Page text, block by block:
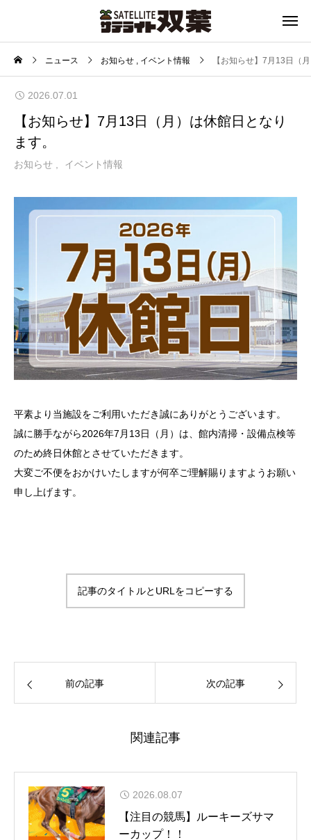
ニュース お知らせ イベント情報 【お知らせ】7月13日（
2026.07.01
【お知らせ】7月13日（月）は休館日となり
ます。
お知らせ イベント情報
平素より当施設をご利用いただき誠にありがとうございます。
誠に勝手ながら2026年7月13日（月）は、館内清掃・設備点検等
のため終日休館とさせていただきます。
大変ご不便をおかけいたしますが何卒ご理解賜りますようお願い
申し上げます。
記事のタイトルとURLをコピーする
前の記事 次の記事
関連記事
2026.08.07
【注目の競馬】ルーキーズサマ
ーカップ！！